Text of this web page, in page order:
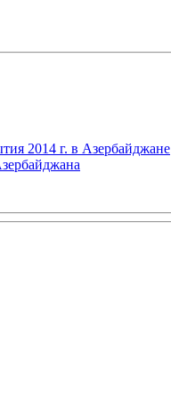
2014 г. в Азербайджане